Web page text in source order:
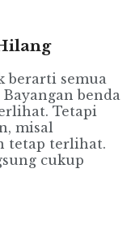
berarti semua
benda
Tetapi
misal
tetap terlihat.
cukup